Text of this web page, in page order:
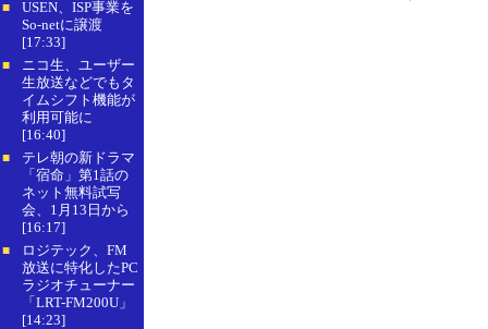
■
USEN、ISP事業を
So-netに譲渡
[17:33]
■
ニコ生、ユーザー
生放送などでもタ
イムシフト機能が
利用可能に
[16:40]
■
テレ朝の新ドラマ
「宿命」第1話の
ネット無料試写
会、1月13日から
[16:17]
■
ロジテック、FM
放送に特化したPC
ラジオチューナー
「LRT-FM200U」
[14:23]